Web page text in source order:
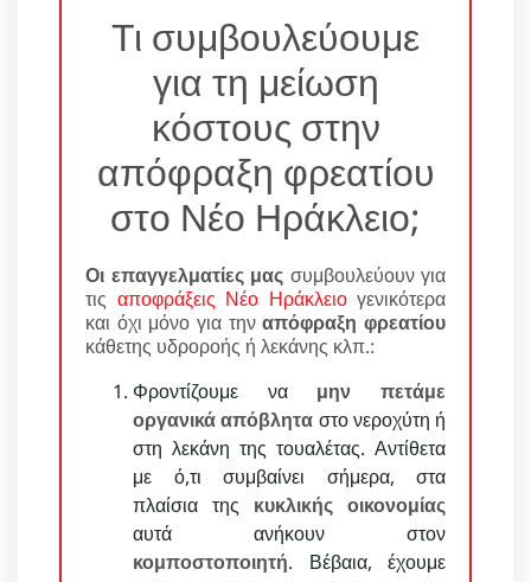
Τι συμβουλεύουμε
για τη μείωση
κόστους στην
απόφραξη φρεατίου
στο Νέο Ηράκλειο;
Οι επαγγελματίες μας συμβουλεύουν για
τις αποφράξεις Νέο Ηράκλειογενικότερα
και όχι μόνο για τηναπόφραξη φρεατίου
κάθετης υδροροής ή λεκάνης κλπ.:
Φροντίζουμε να μην πετάμε
οργανικά απόβλητα στο νεροχύτη ή
στη λεκάνη της τουαλέτας. Αντίθετα
με ό,τι συμβαίνει σήμερα, στα
πλαίσια της κυκλικής οικονομίας
αυτά ανήκουν στον
κομποστοποιητή. Βέβαια, έχουμε